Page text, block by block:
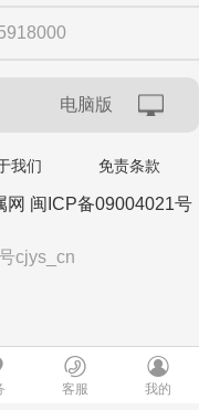
电脑版
我们 免责条款
网 闽ICP备09004021号
cjys_cn
客服 我的